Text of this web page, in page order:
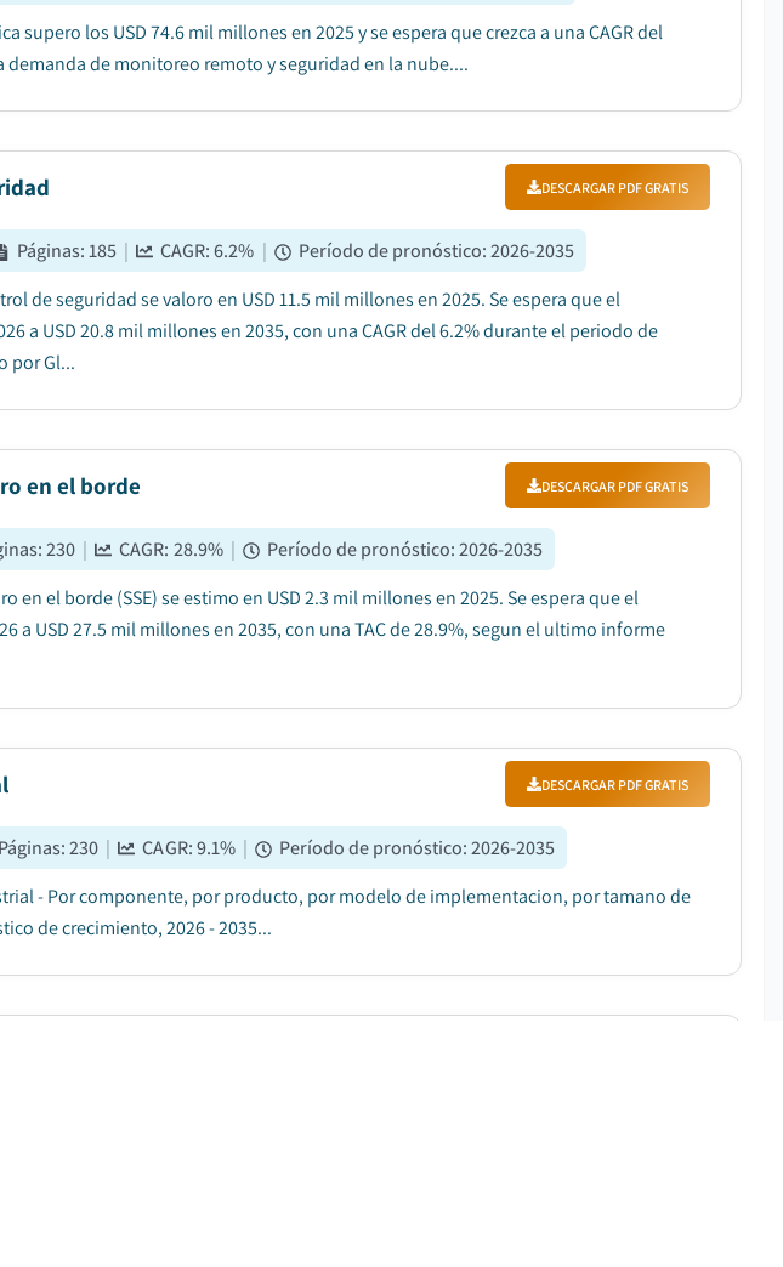
supero los USD 74.6 mil millones en 2025 y se espera que crezca a una CAGR del
demanda de monitoreo remoto y seguridad en la nube....
DESCARGAR PDF GRATIS
Páginas:185 | CAGR:6.2% | Período de pronóstico:2026-2035
de seguridad se valoro en USD 11.5 mil millones en 2025. Se espera que el
a USD 20.8 mil millones en 2035, con una CAGR del 6.2% durante el periodo de
por Gl...
en el borde DESCARGAR PDF GRATIS
:230 | CAGR: 28.9% | Período de pronóstico:2026-2035
en el borde (SSE) se estimo en USD 2.3 mil millones en 2025. Se espera que el
a USD 27.5 mil millones en 2035, con una TAC de 28.9%, segun el ultimo informe
DESCARGAR PDF GRATIS
Páginas:230 | CAGR:9.1% | Período de pronóstico:2026-2035
- Por componente, por producto, por modelo de implementacion, por tamano de
de crecimiento, 2026 - 2035...